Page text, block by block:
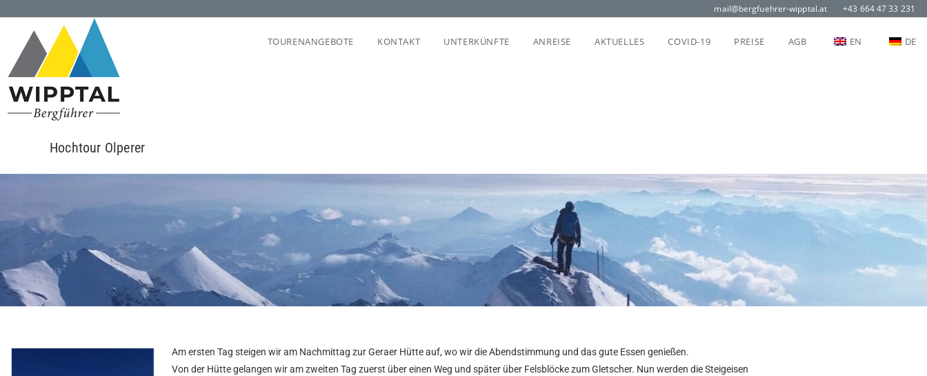
mail@bergfuehrer-wipptal.at +43 664 47 33 231
TOURENANGEBOTE KONTAKT UNTERKÜNFTE ANREISE AKTUELLES COVID-19 PREISE AGB EN DE
Hochtour Olperer
Am ersten Tag steigen wir am Nachmittag zur Geraer Hütte auf, wo wir die Abendstimmung und das gute Essen genießen.
Von der Hütte gelangen wir am zweiten Tag zuerst über einen Weg und später über Felsblöcke zum Gletscher. Nun werden die Steigeisen